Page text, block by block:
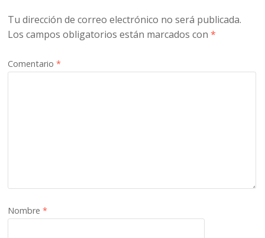
Tu dirección de correo electrónico no será publicada.
Los campos obligatorios están marcados con*
Comentario*
Nombre*